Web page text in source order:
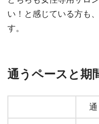
い！と感じている方も
す。
通うペースと期
通